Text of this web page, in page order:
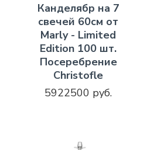
Канделябр на 7
свечей 60см от
Marly - Limited
Edition 100 шт.
Посеребрение
Christofle
5922500 руб.